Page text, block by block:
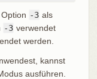
-3 als
-3 verwendet
werden.
kannst
ausführen.